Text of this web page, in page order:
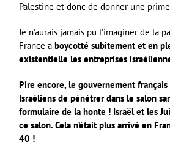
Palestine et donc de donner une
Je n’aurais jamais pu l’imaginer de la
France a boycotté subitement et en
existentielle les entreprises
Pire encore, le gouvernement
Israéliens de pénétrer dans le salon
formulaire de la honte ! Israël et les
ce salon. Cela n’était plus arrivé en
40 !